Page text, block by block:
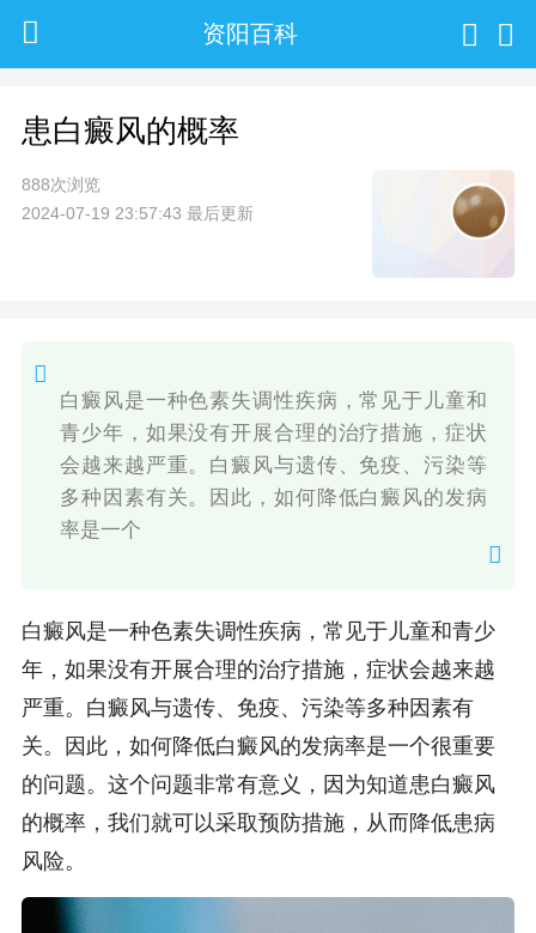
资阳百科
患白癜风的概率
888次浏览
2024-07-19 23:57:43 最后更新
白癜风是一种色素失调性疾病，常见于儿童和
青少年，如果没有开展合理的治疗措施，症状
会越来越严重。白癜风与遗传、免疫、污染等
多种因素有关。因此，如何降低白癜风的发病
率是一个
白癜风是一种色素失调性疾病，常见于儿童和青少
年，如果没有开展合理的治疗措施，症状会越来越
严重。白癜风与遗传、免疫、污染等多种因素有
关。因此，如何降低白癜风的发病率是一个很重要
的问题。这个问题非常有意义，因为知道患白癜风
的概率，我们就可以采取预防措施，从而降低患病
风险。